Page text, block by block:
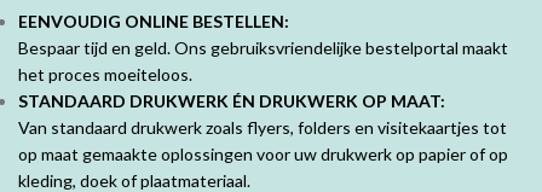
EENVOUDIG ONLINE BESTELLEN:
Bespaar tijd en geld. Ons gebruiksvriendelijke bestelportal maakt
het proces moeiteloos.
STANDAARD DRUKWERK ÉN DRUKWERK OP MAAT:
Van standaard drukwerk zoals flyers, folders en visitekaartjes tot
op maat gemaakte oplossingen voor uw drukwerk op papier of op
kleding, doek of plaatmateriaal.